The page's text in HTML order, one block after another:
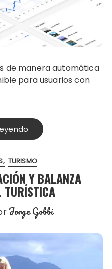
para usuarios con
TURISMO
Y BALANZA
TURÍSTICA
Jorge Gobbi